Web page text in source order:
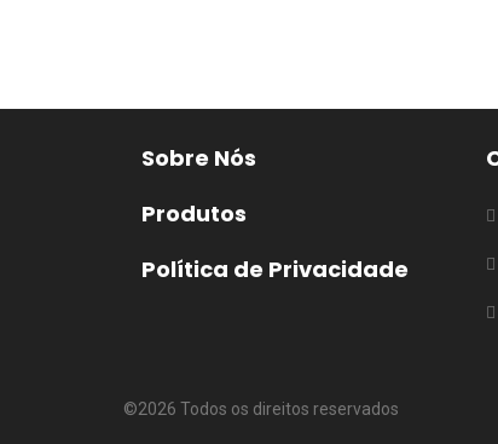
Sobre Nós
Produtos
Política de Privacidade
©2026 Todos os direitos reservados